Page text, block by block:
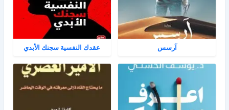
آرسس عقدك النفسية سجنك الأبدي